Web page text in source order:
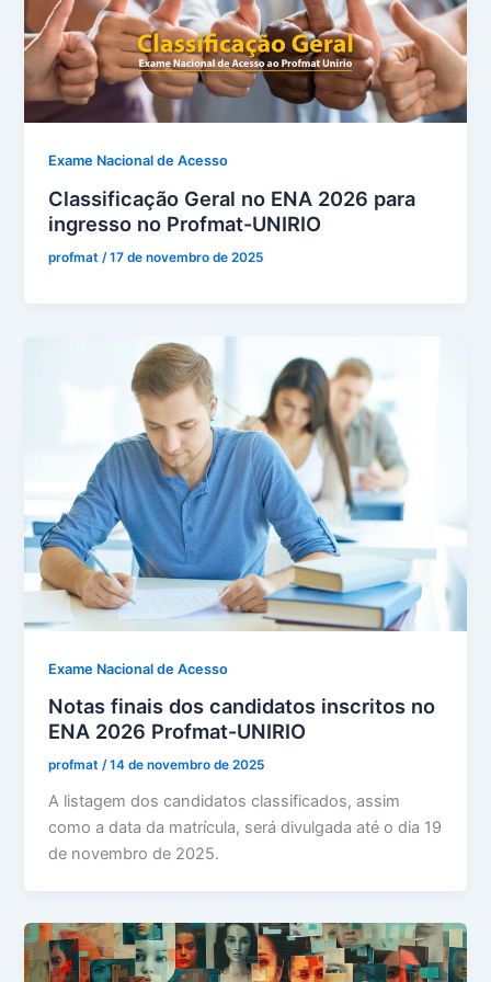
Exame Nacional de Acesso
Classificação Geral no ENA 2026 para
ingresso no Profmat-UNIRIO
profmat /17 de novembro de 2025
Exame Nacional de Acesso
Notas finais dos candidatos inscritos no
ENA 2026 Profmat-UNIRIO
profmat/14 de novembro de 2025
A listagem dos candidatos classificados, assim
como a data da matrícula, será divulgada até o dia 19
de novembro de 2025.